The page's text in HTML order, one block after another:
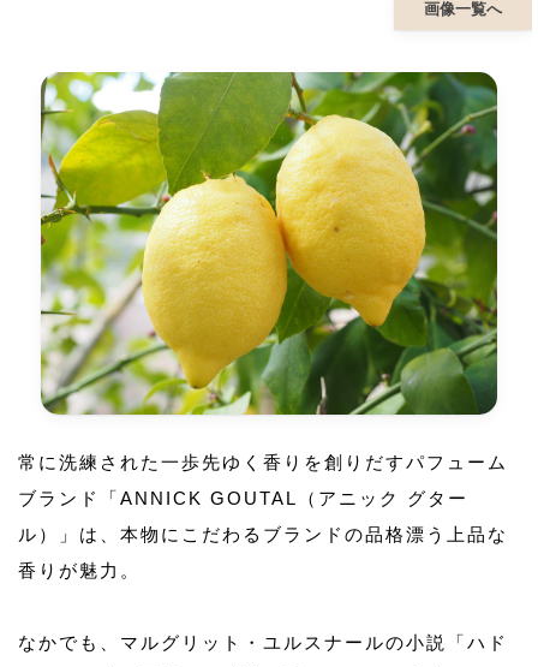
画像一覧へ
常に洗練された一歩先ゆく香りを創りだすパフューム
ブランド「ANNICK GOUTAL（アニック グター
ル）」は、本物にこだわるブランドの品格漂う上品な
香りが魅力。
なかでも、マルグリット・ユルスナールの小説「ハド